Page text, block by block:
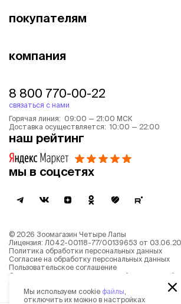
покупателям
компания
8 800 770-00-22
связаться с нами
Горячая линия: 09:00 — 21:00 МСК
Доставка осуществляется: 10:00 — 22:00
наш рейтинг
мы в соцсетях
© 2026 Зоомагазин Четыре Лапы
Лицензия: Л042-00118-77/00139653 от
Политика обработки персональных данных
Согласие на обработку персональных данных
Пользовательское соглашение
Согласие на получение новостной и рекламной
Описание рекомендательных алгоритмов
Мы используем cookie файлы
отключить их можно в настройках